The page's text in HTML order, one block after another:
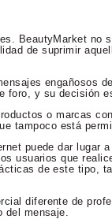
BeautyMarket no
de suprimir
engañosos
foro, y su decisión
o marcas
tampoco está
puede dar lugar
usuarios que
de este tipo,
diferente de
del mensaje.